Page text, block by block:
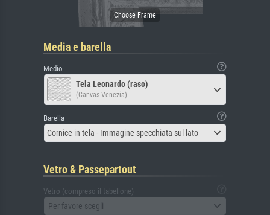
Media e barella
Medio
Tela Leonardo (raso)
(Canvas Venezia)
Barella
Cornice in tela - Immagine specchiata sul lato
Vetro & Passepartout
Vetro (compreso il tabellone)
Per favore scegli